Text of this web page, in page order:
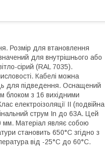
Розмір для втановлення
для внутрішнього або
сірий (RAL 7035).
Кабелі можна
для підведення. Оснащений
блоком з 16 вихідними
електроізоляції II (подвійна
струм In до 63А. Цей
Матеріал являє собою
становить 650°C згідно з
від -25°C до 60°C.